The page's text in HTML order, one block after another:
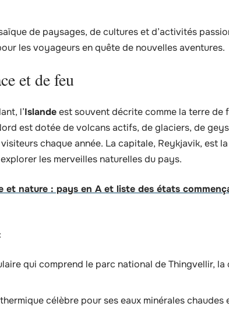
de paysages, de cultures et d’activités
les voyageurs en quête de nouvelles aventures.
et de feu
l’Islandeest souvent décrite comme la terre de
est dotée de volcans actifs, de glaciers, de
chaque année. La capitale, Reykjavik, est
les merveilles naturelles du pays.
et nature : pays en A et liste des états
qui comprend le parc national de Thingvellir, la
célèbre pour ses eaux minérales chaudes